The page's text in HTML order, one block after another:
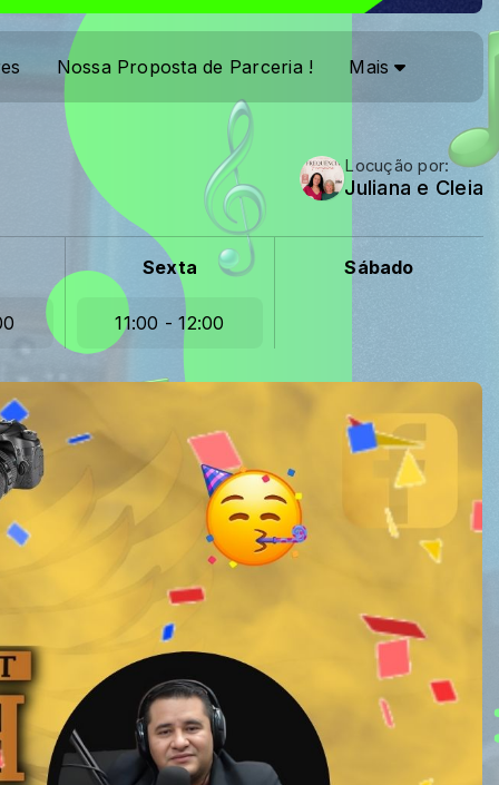
Nossa Proposta de Parceria ! Mais
Locução por:
Juliana e Cleia
Sexta
11:00 - 12:00
Sábado